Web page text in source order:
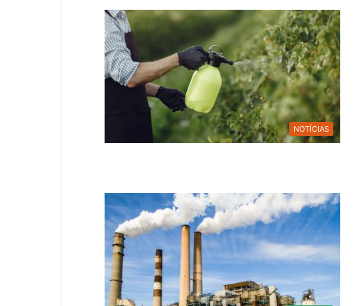
NOTÍCIAS